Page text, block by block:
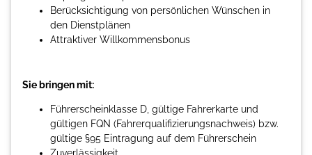
Berücksichtigung von persönlichen Wünschen in
den Dienstplänen
Attraktiver Willkommensbonus
Sie bringen mit:
Führerscheinklasse D, gültige Fahrerkarte und
gültigen FQN (Fahrerqualifizierungsnachweis) bzw.
gültige §95 Eintragung auf dem Führerschein